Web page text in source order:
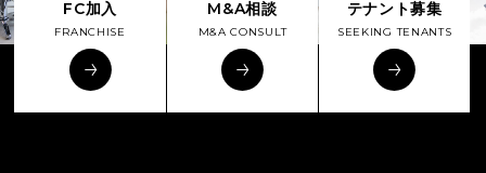
FC加入
FRANCHISE
M&A相談
M&A CONSULT
テナント募集
SEEKING TENANTS